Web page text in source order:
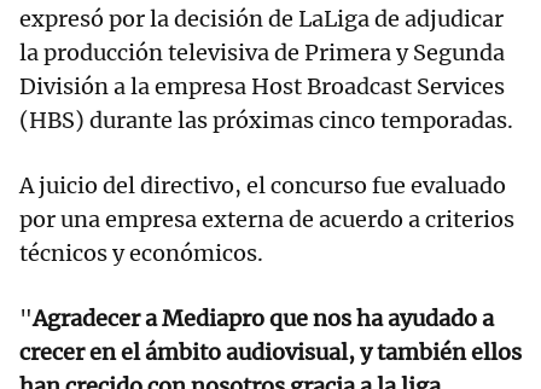
expresó por la decisión de LaLiga de adjudicar
la producción televisiva de Primera y Segunda
División a la empresa Host Broadcast Services
(HBS) durante las próximas cinco temporadas.
A juicio del directivo, el concurso fue evaluado
por una empresa externa de acuerdo a criterios
técnicos y económicos.
"Agradecer a Mediapro que nos ha ayudado a
crecer en el ámbito audiovisual, y también ellos